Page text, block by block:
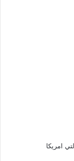
امريکا